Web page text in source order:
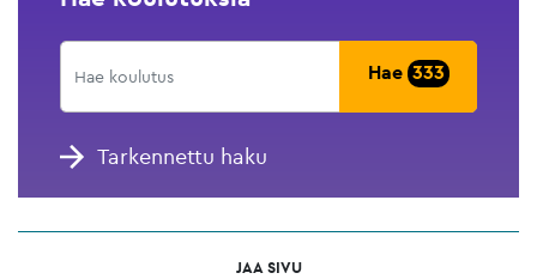
Hae 333
Tarkennettu haku
JAA SIVU